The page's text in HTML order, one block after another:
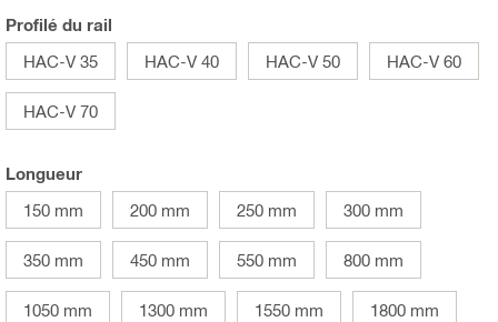
Profilé du rail
HAC-V 35
HAC-V 40 HAC-V 50 HAC-V 60
HAC-V 70
Longueur
150 mm
200 mm 250 mm 300 mm
350 mm 450 mm 550 mm 800 mm
1050 mm 1300 mm 1550 mm 1800 mm